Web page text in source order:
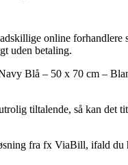
online forhandlere
uden betaling.
Blå – 50 x 70 cm –
tiltalende, så kan det
fra fx ViaBill, ifald